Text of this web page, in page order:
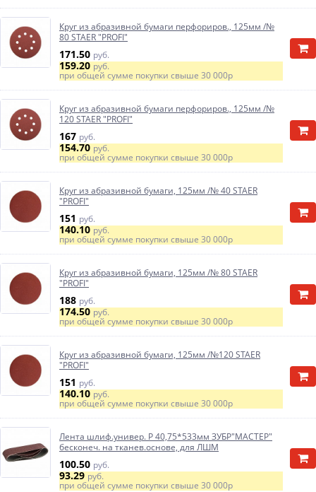
Круг из абразивной бумаги перфориров., 125мм /№
80 STAER "PROFI"
171.50 руб.
159.20руб.
при общей сумме покупки свыше 30 000р
Круг из абразивной бумаги перфориров., 125мм /№
120 STAER "PROFI"
167 руб.
154.70руб.
при общей сумме покупки свыше 30 000р
Круг из абразивной бумаги, 125мм /№ 40 STAER
"PROFI"
151 руб.
140.10руб.
при общей сумме покупки свыше 30 000р
Круг из абразивной бумаги, 125мм /№ 80 STAER
"PROFI"
188 руб.
174.50руб.
при общей сумме покупки свыше 30 000р
Круг из абразивной бумаги, 125мм /№120 STAER
"PROFI"
151 руб.
140.10руб.
при общей сумме покупки свыше 30 000р
Лента шлиф.универ. Р 40,75*533мм ЗУБР"МАСТЕР"
бесконеч. на тканев.основе, для ЛШМ
100.50 руб.
93.29руб.
при общей сумме покупки свыше 30 000р